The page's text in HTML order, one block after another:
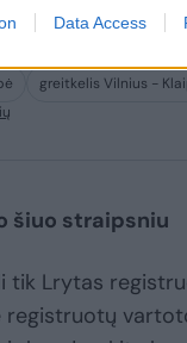
Data Access
siųsti adresu
greitkelis Vilnius -
šiuo straipsniu
tik Lrytas
registruotų